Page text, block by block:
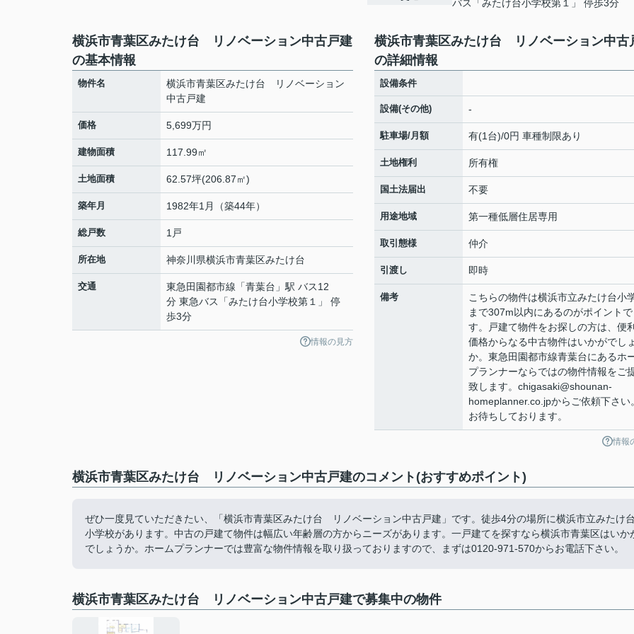
バス「みたけ台小学校第１」 停歩3分
横浜市青葉区みたけ台 リノベーション中古戸建
の基本情報
物件名
横浜市青葉区みたけ台 リノベーション
中古戸建
価格 5,699万円
建物面積 117.99㎡
土地面積 62.57坪(206.87㎡)
築年月 1982年1月（築44年）
総戸数 1戸
所在地 神奈川県横浜市青葉区みたけ台
交通 東急田園都市線 「青葉台 」駅 バス12
分 東急バス「みたけ台小学校第１」 停
歩3分
情報の見方
横浜市青葉区みたけ台 リノベーション中古
の詳細情報
設備条件
設備(その他) -
駐車場/月額 有(1台)/0円 車種制限あり
土地権利 所有権
国土法届出 不要
用途地域 第一種低層住居専用
取引態様 仲介
引渡し 即時
備考
こちらの物件は横浜市立みたけ台小
まで307m以内にあるのがポイントで
す。戸建て物件をお探しの方は、便
価格からなる中古物件はいかがでし
か。東急田園都市線青葉台にあるホ
プランナーならではの物件情報をご
致します。chigasaki@shounan-
homeplanner.co.jpからご依頼下さい。
お待ちしております。
情報
横浜市青葉区みたけ台 リノベーション中古戸建のコメント(おすすめポイント)
ぜひ一度見ていただきたい、「横浜市青葉区みたけ台 リノベーション中古戸建」です。徒歩4分の場所に横浜市立みたけ台
小学校があります。中古の戸建て物件は幅広い年齢層の方からニーズがあります。一戸建てを探すなら横浜市青葉区はいか
でしょうか。ホームプランナーでは豊富な物件情報を取り扱っておりますので、まずは0120-971-570からお電話下さい。
横浜市青葉区みたけ台 リノベーション中古戸建で募集中の物件